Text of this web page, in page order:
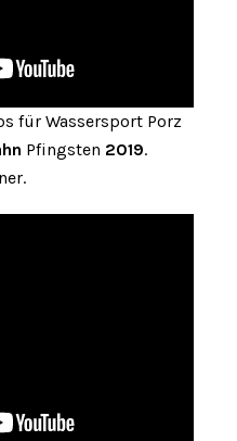
für Wassersport Porz
Pfingsten 2019.